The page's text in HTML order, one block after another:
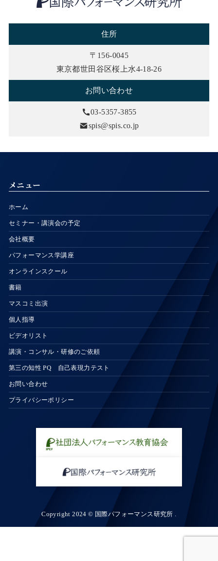
住所
〒156-0045
東京都世田谷区桜上水4-18-26
お問い合わせ
03-5357-3855
spis@spis.co.jp
メニュー
ホーム
セミナー・講演会の予定
会社概要
パフォーマンス学講座
オンラインスクール
書籍
マスコミ出演
個人指導
ビデオリスト
講演・コンサル・研修のご依頼
第三の知性 PQ 自己表現力テスト
お問い合わせ
プライバシーポリシー
Copyright 2024 © 国際パフォーマンス研究所 .